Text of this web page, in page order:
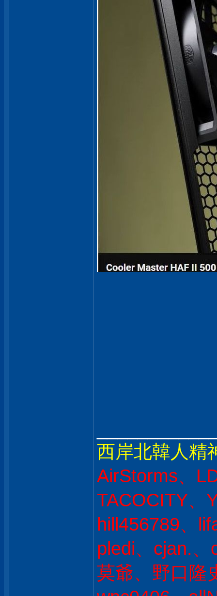
西岸北韓人精
AirStorms、
TACOCITY、
hill456789、
pledi、cjan.
莫爺、野口隆